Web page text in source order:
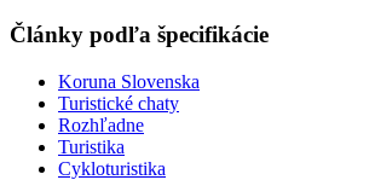
Články podľa špecifikácie
Koruna Slovenska
Turistické chaty
Rozhľadne
Turistika
Cykloturistika